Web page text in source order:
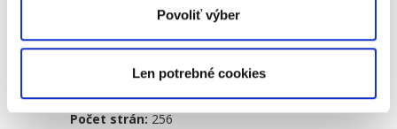
Povoliť výber
Len potrebné cookies
ISBN:978-80-89603-63-3
1.
Dátum vydania:21. 09. 2018
Typ publikácie:Monografie
Počet strán: 256